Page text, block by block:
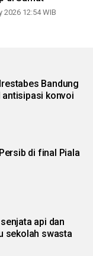
2026 12:54 WIB
Bandung
antisipasi konvoi
di final Piala
api dan
sekolah swasta